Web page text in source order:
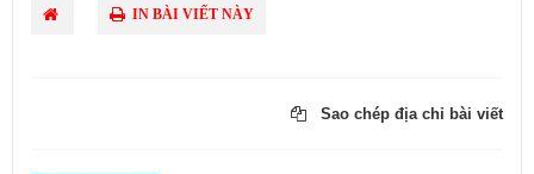
IN BÀI VIẾT NÀY
Sao chép địa chỉ bài viết